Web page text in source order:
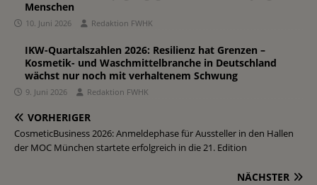
Menschen
10. Juni 2026 Redaktion FWHK
IKW-Quartalszahlen 2026: Resilienz hat Grenzen –
Kosmetik- und Waschmittelbranche in Deutschland
wächst nur noch mit verhaltenem Schwung
9. Juni 2026 Redaktion FWHK
VORHERIGER
CosmeticBusiness 2026: Anmeldephase für Aussteller in den Hallen
der MOC München startete erfolgreich in die 21. Edition
NÄCHSTER